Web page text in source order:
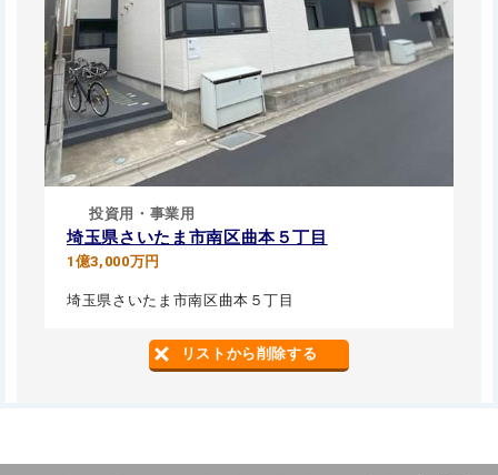
投資用・事業用
埼玉県さいたま市南区曲本５丁目
1億3,000万円
埼玉県さいたま市南区曲本５丁目
リストから削除する